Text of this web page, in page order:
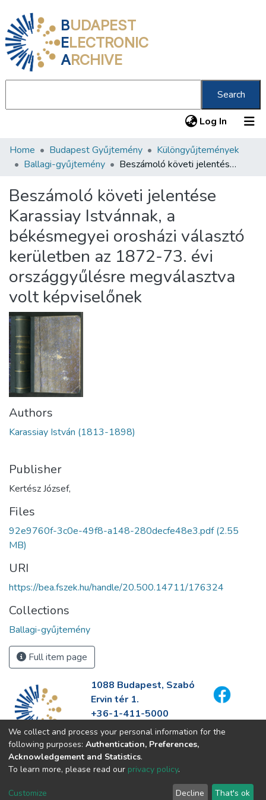
BUDAPEST
ELECTRONIC
ARCHIVE
Search
Log In (current)
Communities & Collections
Statistics
About us
Home Budapest Gyűjtemény
Különgyűjtemények
Ballagi-gyűjtemény
Beszámoló követi jelentése Karassiay Istvánnak, a békésmegyei orosházi választó kerületben az 1872-73. évi országgyűlésre megválasztva volt képviselőnek
Beszámoló követi jelentése
Karassiay Istvánnak, a
békésmegyei orosházi választó
kerületben az 1872-73. évi
országgyűlésre megválasztva
volt képviselőnek
Authors
Karassiay István (1813-1898)
Publisher
Kertész József,
Files
92e9760f-3c0e-49f8-a148-280decfe48e3.pdf(2.55
MB)
URI
https://bea.fszek.hu/handle/20.500.14711/176324
Collections
Ballagi-gyűjtemény
Full item page
1088 Budapest, Szabó
Ervin tér 1.
+36-1-411-5000
info@fszek.hu
https://fszek.hu
We collect and process your personal information for the
following purposes: Authentication, Preferences,
Acknowledgement and Statistics.
To learn more, please read our privacy policy.
Customize Decline That's ok